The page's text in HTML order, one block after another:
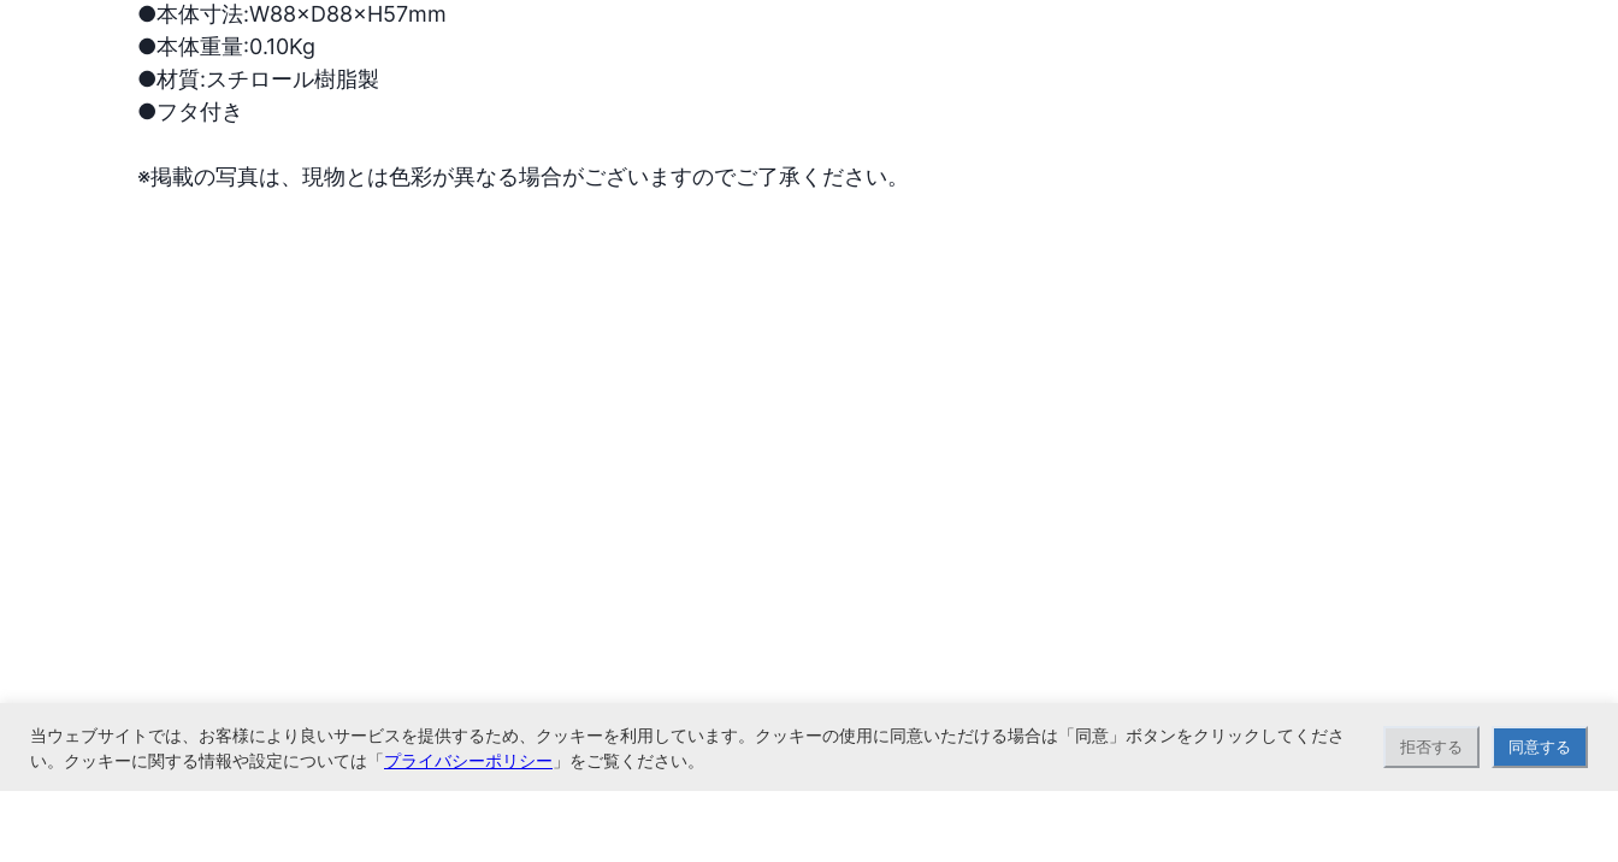
●本体寸法:W88×D88×H57mm
●本体重量:0.10Kg
●材質:スチロール樹脂製
●フタ付き
※掲載の写真は、現物とは色彩が異なる場合がございますのでご了承ください。
当ウェブサイトでは、お客様により良いサービスを提供するため、クッキーを利用しています。クッキーの使用に同意いただける場合は「同意」ボタンをクリックしてくださ
い。クッキーに関する情報や設定については「プライバシーポリシー 」をご覧ください。
拒否する 同意する